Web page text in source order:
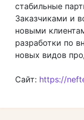
стабильные
Заказчиками и
новыми
разработки по
новых видов
Сайт: https://